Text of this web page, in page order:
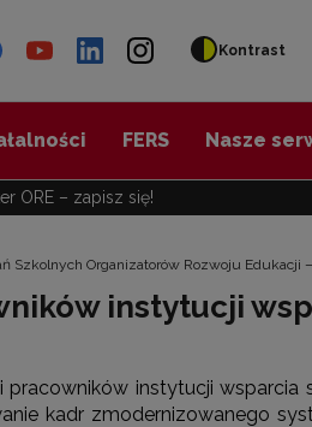
Kontrast
FERS Nasze
ORE – zapisz się!
Organizatorów Rozwoju Edukacji
instytucji
instytucji wsparcia
kadr zmodernizowanego